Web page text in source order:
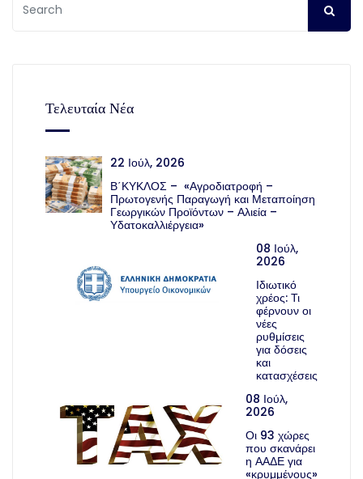
Τελευταία Νέα
22 Ιούλ, 2026
Β΄ΚΥΚΛΟΣ – «Αγροδιατροφή –
Πρωτογενής Παραγωγή και Μεταποίηση
Γεωργικών Προϊόντων – Αλιεία –
Υδατοκαλλιέργεια»
08 Ιούλ,
2026
Ιδιωτικό
χρέος: Τι
φέρνουν οι
νέες
ρυθμίσεις
για δόσεις
και
κατασχέσεις
08 Ιούλ,
2026
Οι 93 χώρες
που σκανάρει
η ΑΑΔΕ για
«κρυμμένους»